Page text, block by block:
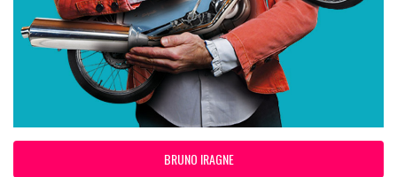
BRUNO IRAGNE